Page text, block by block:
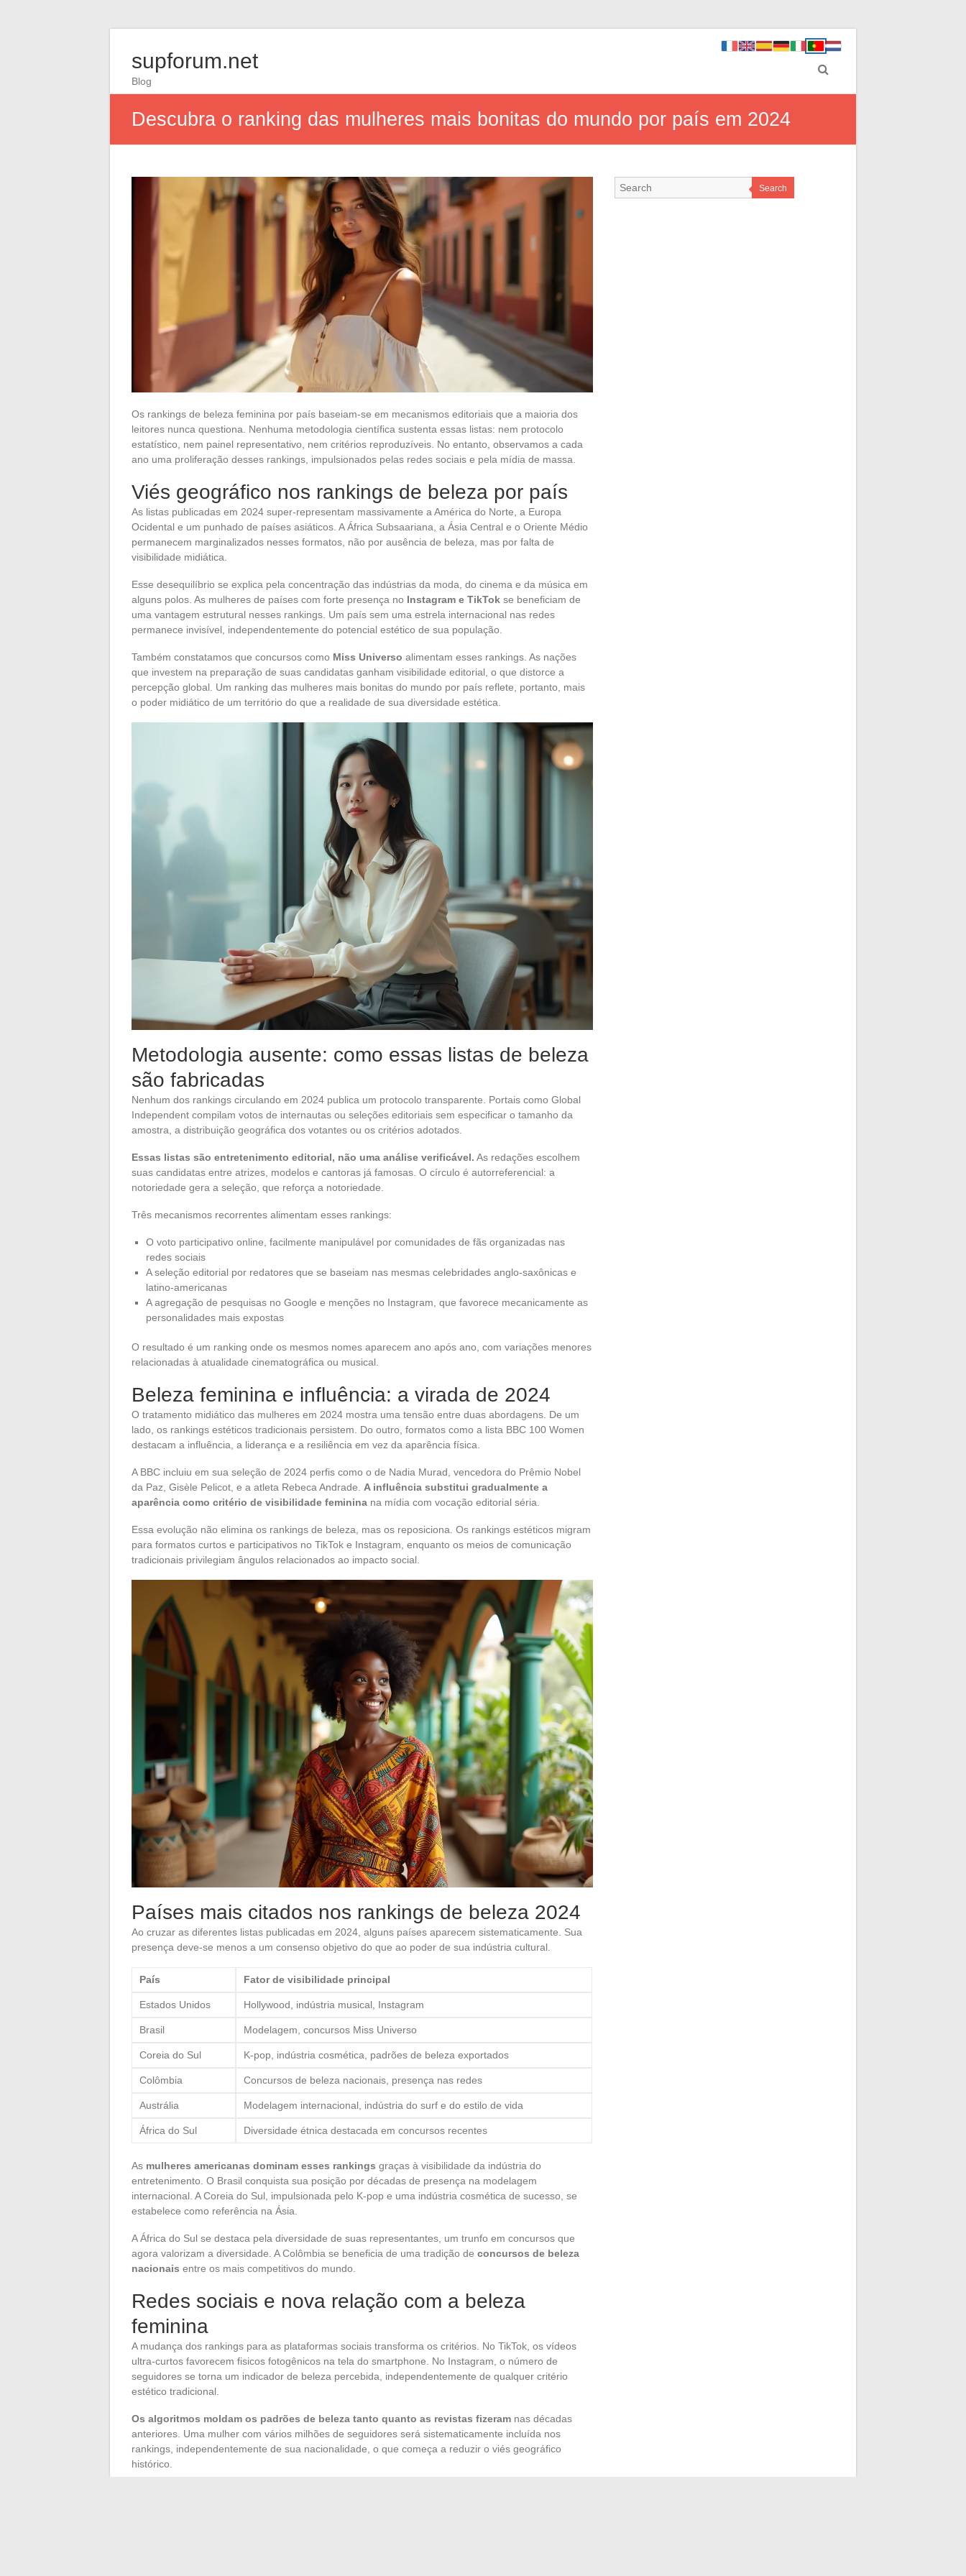
supforum.net
Blog
Descubra o ranking das mulheres mais bonitas do mundo por país em 2024
Os rankings de beleza feminina por país baseiam-se em mecanismos editoriais que a maioria dos
leitores nunca questiona. Nenhuma metodologia científica sustenta essas listas: nem protocolo
estatístico, nem painel representativo, nem critérios reproduzíveis. No entanto, observamos a cada
ano uma proliferação desses rankings, impulsionados pelas redes sociais e pela mídia de massa.
Viés geográfico nos rankings de beleza por país
As listas publicadas em 2024 super-representam massivamente a América do Norte, a Europa
Ocidental e um punhado de países asiáticos. A África Subsaariana, a Ásia Central e o Oriente Médio
permanecem marginalizados nesses formatos, não por ausência de beleza, mas por falta de
visibilidade midiática.
Esse desequilíbrio se explica pela concentração das indústrias da moda, do cinema e da música em
alguns polos. As mulheres de países com forte presença no Instagram e TikTok se beneficiam de
uma vantagem estrutural nesses rankings. Um país sem uma estrela internacional nas redes
permanece invisível, independentemente do potencial estético de sua população.
Também constatamos que concursos como Miss Universo alimentam esses rankings. As nações
que investem na preparação de suas candidatas ganham visibilidade editorial, o que distorce a
percepção global. Um ranking das mulheres mais bonitas do mundo por país reflete, portanto, mais
o poder midiático de um território do que a realidade de sua diversidade estética.
Metodologia ausente: como essas listas de beleza
são fabricadas
Nenhum dos rankings circulando em 2024 publica um protocolo transparente. Portais como Global
Independent compilam votos de internautas ou seleções editoriais sem especificar o tamanho da
amostra, a distribuição geográfica dos votantes ou os critérios adotados.
Essas listas são entretenimento editorial, não uma análise verificável. As redações escolhem
suas candidatas entre atrizes, modelos e cantoras já famosas. O círculo é autorreferencial: a
notoriedade gera a seleção, que reforça a notoriedade.
Três mecanismos recorrentes alimentam esses rankings:
O voto participativo online, facilmente manipulável por comunidades de fãs organizadas nas
redes sociais
A seleção editorial por redatores que se baseiam nas mesmas celebridades anglo-saxônicas e
latino-americanas
A agregação de pesquisas no Google e menções no Instagram, que favorece mecanicamente as
personalidades mais expostas
O resultado é um ranking onde os mesmos nomes aparecem ano após ano, com variações menores
relacionadas à atualidade cinematográfica ou musical.
Beleza feminina e influência: a virada de 2024
O tratamento midiático das mulheres em 2024 mostra uma tensão entre duas abordagens. De um
lado, os rankings estéticos tradicionais persistem. Do outro, formatos como a lista BBC 100 Women
destacam a influência, a liderança e a resiliência em vez da aparência física.
A BBC incluiu em sua seleção de 2024 perfis como o de Nadia Murad, vencedora do Prêmio Nobel
da Paz, Gisèle Pelicot, e a atleta Rebeca Andrade. A influência substitui gradualmente a
aparência como critério de visibilidade feminina na mídia com vocação editorial séria.
Essa evolução não elimina os rankings de beleza, mas os reposiciona. Os rankings estéticos migram
para formatos curtos e participativos no TikTok e Instagram, enquanto os meios de comunicação
tradicionais privilegiam ângulos relacionados ao impacto social.
Países mais citados nos rankings de beleza 2024
Ao cruzar as diferentes listas publicadas em 2024, alguns países aparecem sistematicamente. Sua
presença deve-se menos a um consenso objetivo do que ao poder de sua indústria cultural.
País Fator de visibilidade principal
Estados Unidos Hollywood, indústria musical, Instagram
Brasil Modelagem, concursos Miss Universo
Coreia do Sul K-pop, indústria cosmética, padrões de beleza exportados
Colômbia Concursos de beleza nacionais, presença nas redes
Austrália Modelagem internacional, indústria do surf e do estilo de vida
África do Sul Diversidade étnica destacada em concursos recentes
As mulheres americanas dominam esses rankings graças à visibilidade da indústria do
entretenimento. O Brasil conquista sua posição por décadas de presença na modelagem
internacional. A Coreia do Sul, impulsionada pelo K-pop e uma indústria cosmética de sucesso, se
estabelece como referência na Ásia.
A África do Sul se destaca pela diversidade de suas representantes, um trunfo em concursos que
agora valorizam a diversidade. A Colômbia se beneficia de uma tradição de concursos de beleza
nacionais entre os mais competitivos do mundo.
Redes sociais e nova relação com a beleza
feminina
A mudança dos rankings para as plataformas sociais transforma os critérios. No TikTok, os vídeos
ultra-curtos favorecem fisicos fotogênicos na tela do smartphone. No Instagram, o número de
seguidores se torna um indicador de beleza percebida, independentemente de qualquer critério
estético tradicional.
Os algoritmos moldam os padrões de beleza tanto quanto as revistas fizeram nas décadas
anteriores. Uma mulher com vários milhões de seguidores será sistematicamente incluída nos
rankings, independentemente de sua nacionalidade, o que começa a reduzir o viés geográfico
histórico.
Search